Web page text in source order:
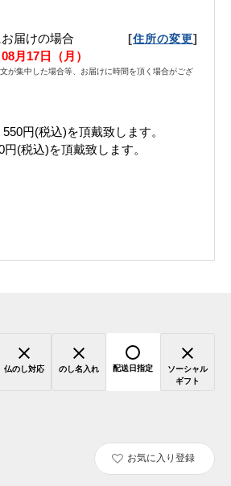
届けの場合 [住所の変更]
月17日（月）
が集中した場合等、お届けに時間を頂く場合がござ
550円(税込)を頂戴致します。
(税込)を頂戴致します。
仏のし対応 のし名入れ 配送日指定
ソーシャル
ギフト
お気に入り登録